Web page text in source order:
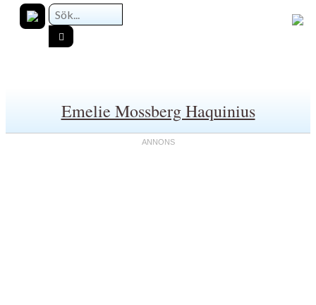
Emelie Mossberg Haquinius